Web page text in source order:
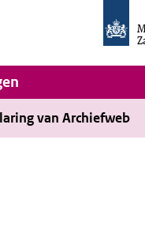
van
van Archiefweb